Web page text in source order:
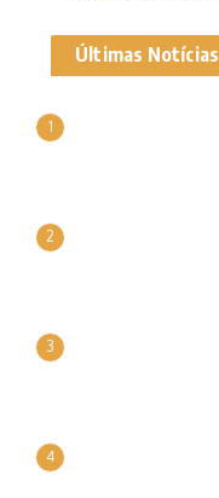
Últimas Notícias
1
2
3
4